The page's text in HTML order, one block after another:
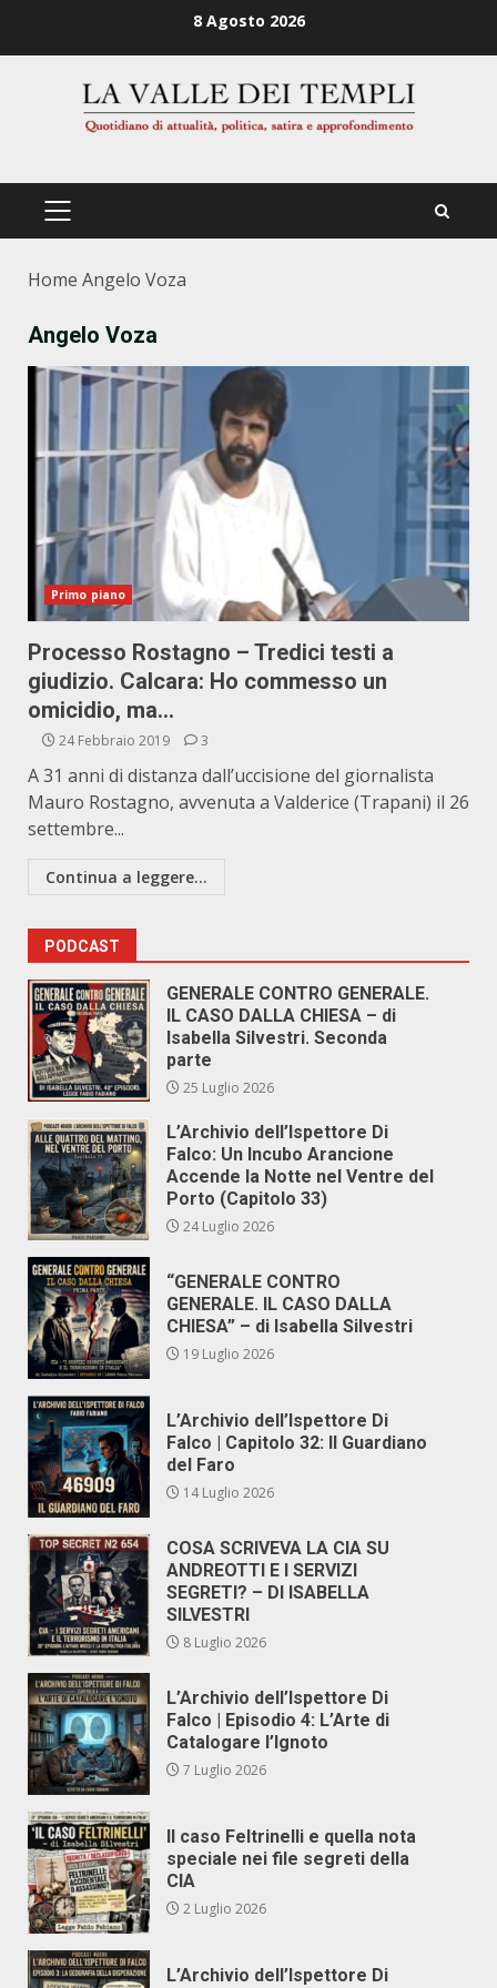
8 Agosto 2026
PRIMÄRES
Home Angelo Voza
Angelo Voza
Primo piano
Processo Rostagno – Tredici testi a
giudizio. Calcara: Ho commesso un
omicidio, ma…
24 Febbraio 2019 3
A 31 anni di distanza dall’uccisione del giornalista
Mauro Rostagno, avvenuta a Valderice (Trapani) il 26
settembre...
Continua a leggere...
PODCAST
GENERALE CONTRO GENERALE.
IL CASO DALLA CHIESA – di
Isabella Silvestri. Seconda
parte
25 Luglio 2026
L’Archivio dell’Ispettore Di
Falco: Un Incubo Arancione
Accende la Notte nel Ventre del
Porto (Capitolo 33)
24 Luglio 2026
“GENERALE CONTRO
GENERALE. IL CASO DALLA
CHIESA” – di Isabella Silvestri
19 Luglio 2026
L’Archivio dell’Ispettore Di
Falco | Capitolo 32: Il Guardiano
del Faro
14 Luglio 2026
COSA SCRIVEVA LA CIA SU
ANDREOTTI E I SERVIZI
SEGRETI? – DI ISABELLA
SILVESTRI
8 Luglio 2026
L’Archivio dell’Ispettore Di
Falco | Episodio 4: L’Arte di
Catalogare l’Ignoto
7 Luglio 2026
Il caso Feltrinelli e quella nota
speciale nei file segreti della
CIA
2 Luglio 2026
L’Archivio dell’Ispettore Di